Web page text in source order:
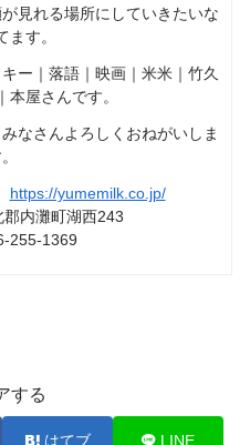
見れる場所にしていきたいな
ます。
ー｜落語｜映画｜米米｜竹久
本屋さんです。
なさんよろしくおねがいしま
https://yumemilk.co.jp/
内灘町湖西243
255-1369
する
はてブ LINE